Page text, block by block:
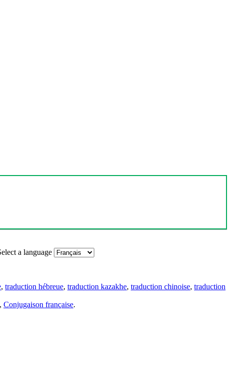
a language
, traduction hébreue, traduction kazakhe, traduction chinoise, traduction
, Conjugaison française.